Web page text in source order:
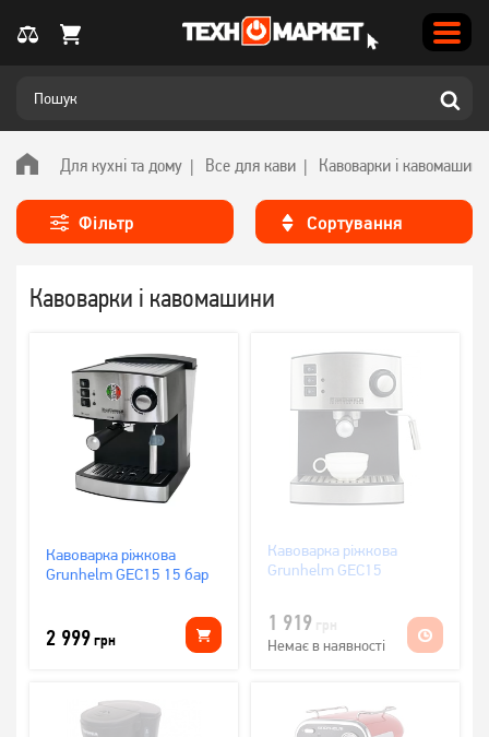
Для кухні та дому Все для кави Кавоварки і кавомашини
Фільтр
Кавоварки і кавомашини
Сортування
Кавоварка ріжкова
Grunhelm GEC15 15 бар
2 999грн
Кавоварка ріжкова
Grunhelm GEC15
1 919
Немає в наявності